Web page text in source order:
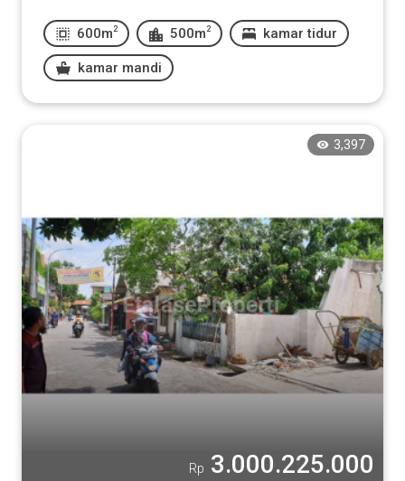
600m 2 500m 2 kamar tidur
kamar mandi
3,397
Rp 3.000.225.000